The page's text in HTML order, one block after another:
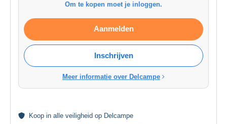
Om te kopen moet je inloggen.
Aanmelden
Inschrijven
Meer informatie over Delcampe
Koop in alle veiligheid op Delcampe